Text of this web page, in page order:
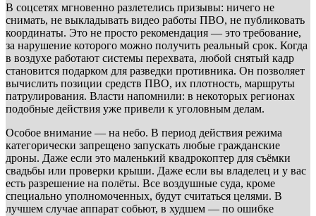
В соцсетях мгновенно разлетелись призывы: ничего не
снимать, не выкладывать видео работы ПВО, не публиковать
координаты. Это не просто рекомендация — это требование,
за нарушение которого можно получить реальный срок. Когда
в воздухе работают системы перехвата, любой снятый кадр
становится подарком для разведки противника. Он позволяет
вычислить позиции средств ПВО, их плотность, маршруты
патрулирования. Власти напомнили: в некоторых регионах
подобные действия уже привели к уголовным делам.
Особое внимание — на небо. В период действия режима
категорически запрещено запускать любые гражданские
дроны. Даже если это маленький квадрокоптер для съёмки
свадьбы или проверки крыши. Даже если вы владелец и у вас
есть разрешение на полёты. Все воздушные суда, кроме
специально уполномоченных, будут считаться целями. В
лучшем случае аппарат собьют, в худшем — по ошибке